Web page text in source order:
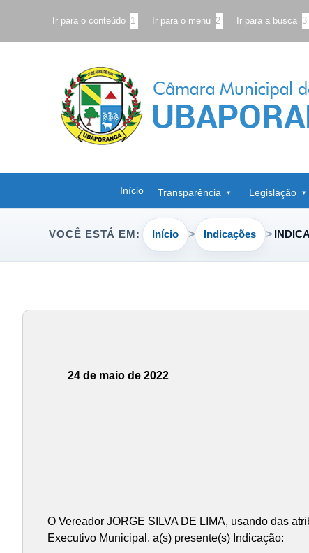
Ir para o conteúdo 1 Ir para o menu 2 Ir para a busca 3
Início Transparência Legislação
VOCÊ ESTÁ EM: Início Indicações
24 de maio de 2022
O Vereador JORGE SILVA DE LIMA, usando das
Executivo Municipal, a(s) presente(s) Indicação: